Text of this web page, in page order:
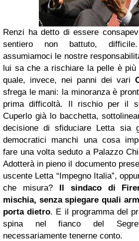
Renzi ha detto di essere
sentiero non battuto,
assumiamoci le nostre
lui sa che a rischiare la pelle è più
quale, invece, nei panni dei vari
sfrega le mani: la minoranza è
prima difficoltà. Il rischio per il
Cuperlo già lo bacchetta,
decisione di sfiduciare Letta sia
democratici manchi una cosa
fare una volta seduto a Palazzo
Adotterà in pieno il documento
uscente Letta “Impegno Italia”,
che misura? Il sindaco di
mischia, senza spiegare quali
porta dietro. E il programma del
spina nel fianco del
necessariamente tenerne conto.